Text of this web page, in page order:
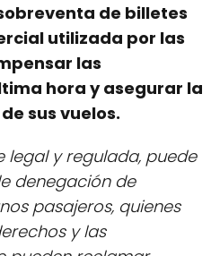
de billetes
utilizada por las
las
hora y asegurar la
sus vuelos.
legal y regulada, puede
denegación de
pasajeros, quienes
y las